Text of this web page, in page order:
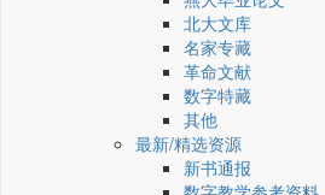
北大文库
名家专藏
革命文献
数字特藏
其他
最新/精选资源
新书通报